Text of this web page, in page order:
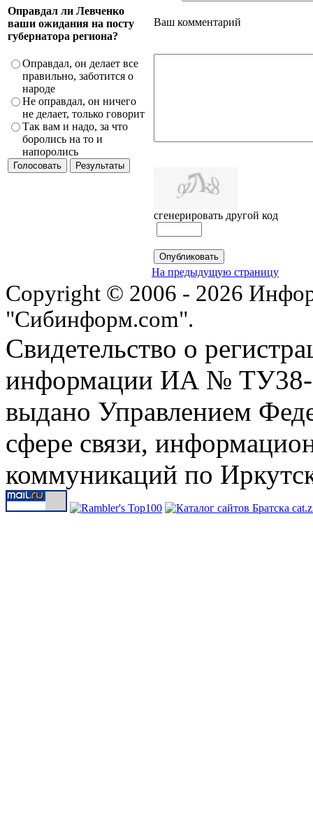
Оправдал ли Левченко
ваши ожидания на посту
губернатора региона?
Оправдал, он делает все
правильно, заботится о
народе
Не оправдал, он ничего
не делает, только говорит
Так вам и надо, за что
боролись на то и
напоролись
Ваш комментарий
сгенерировать другой код
На предыдущую страницу
Copyright © 2006 - 2026
"Сибинформ.com".
Свидетельство о
информации ИА № ТУ38-
выдано Управлением
сфере связи,
коммуникаций по